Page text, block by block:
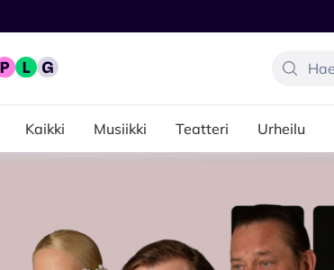
Kaikki Musiikki Teatteri Urheilu